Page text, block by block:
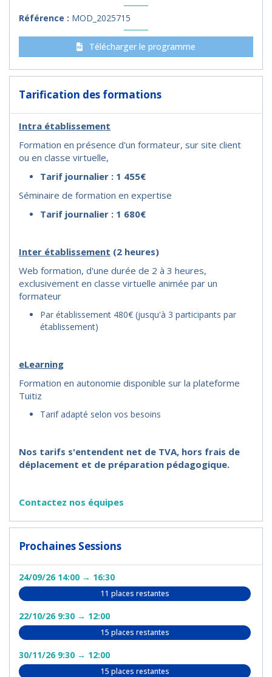
Référence : MOD_2025715
Télécharger le programme
Tarification des formations
Intra établissement
Formation en présence d'un formateur, sur site client
ou en classe virtuelle,
Tarif journalier : 1 455€
Séminaire de formation en expertise
Tarif journalier : 1 680€
Inter établissement (2 heures)
Web formation, d'une durée de 2 à 3 heures,
exclusivement en classe virtuelle animée par un
formateur
Par établissement 480€ (jusqu'à 3 participants par
établissement)
eLearning
Formation en autonomie disponible sur la plateforme
Tuitiz
Tarif adapté selon vos besoins
Nos tarifs s'entendent net de TVA, hors frais de
déplacement et de préparation pédagogique.
Contactez nos équipes
Prochaines Sessions
24/09/26 14:00 → 16:30
11 places restantes
22/10/26 9:30 → 12:00
15 places restantes
30/11/26 9:30 → 12:00
15 places restantes